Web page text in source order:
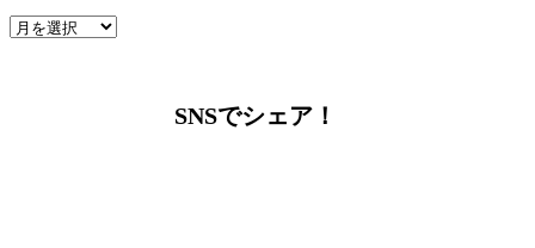
ア
SNSでシェア！